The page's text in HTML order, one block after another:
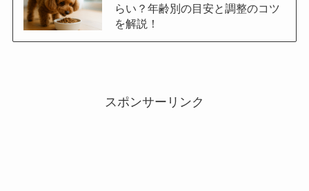
らい？年齢別の目安と調整のコツ
を解説！
スポンサーリンク